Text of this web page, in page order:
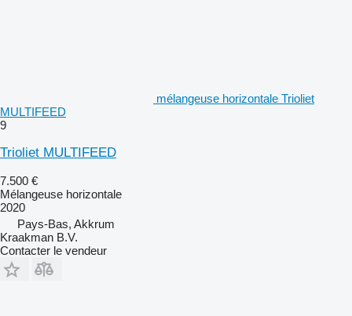
mélangeuse horizontale Trioliet
MULTIFEED
9
Trioliet MULTIFEED
7.500 €
Mélangeuse horizontale
2020
Pays-Bas, Akkrum
Kraakman B.V.
Contacter le vendeur